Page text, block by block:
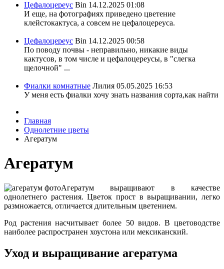
Цефалоцереус Bin 14.12.2025 01:08
И еще, на фотографиях приведено цветение
клейстокактуса, а совсем не цефалоцереуса.
Цефалоцереус Bin 14.12.2025 00:58
По поводу почвы - неправильно, никакие виды
кактусов, в том числе и цефалоцереусы, в "слегка
щелочной" ...
Фиалки комнатные Лилия 05.05.2025 16:53
У меня есть фиалки хочу знать названия сорта,как найти
Главная
Однолетние цветы
Агератум
Агератум
Агератум выращивают в качестве
однолетнего растения. Цветок прост в выращивании, легко
размножается, отличается длительным цветением.
Род растения насчитывает более 50 видов. В цветоводстве
наиболее распространен хоустона или мексиканский.
Уход и выращивание агератума